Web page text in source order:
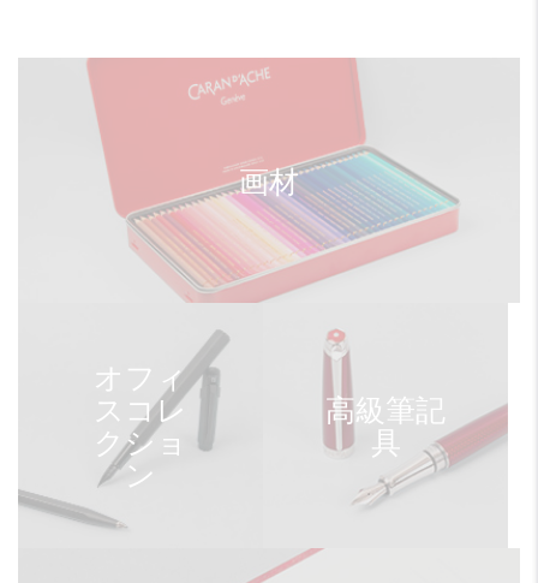
画材
オフィ
スコレ
クショ
ン
高級筆記
具